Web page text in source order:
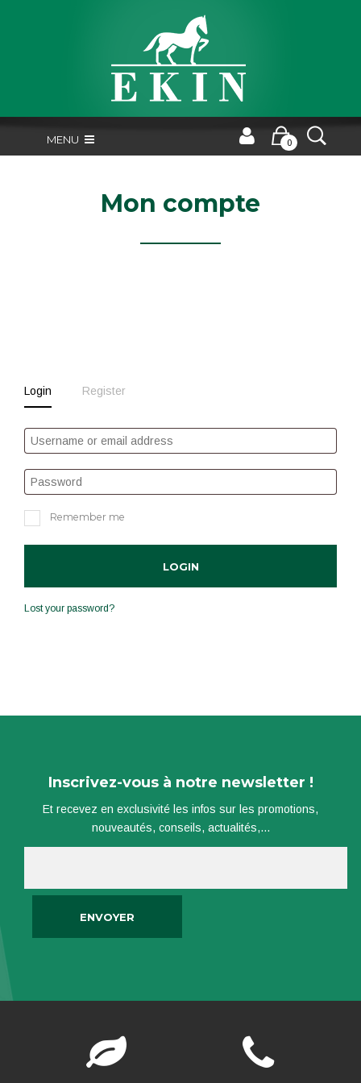
MENU 0
Mon compte
Login Register
Remember me
Lost your password?
Inscrivez-vous à notre newsletter !
Et recevez en exclusivité les infos sur les promotions,
nouveautés, conseils, actualités,...